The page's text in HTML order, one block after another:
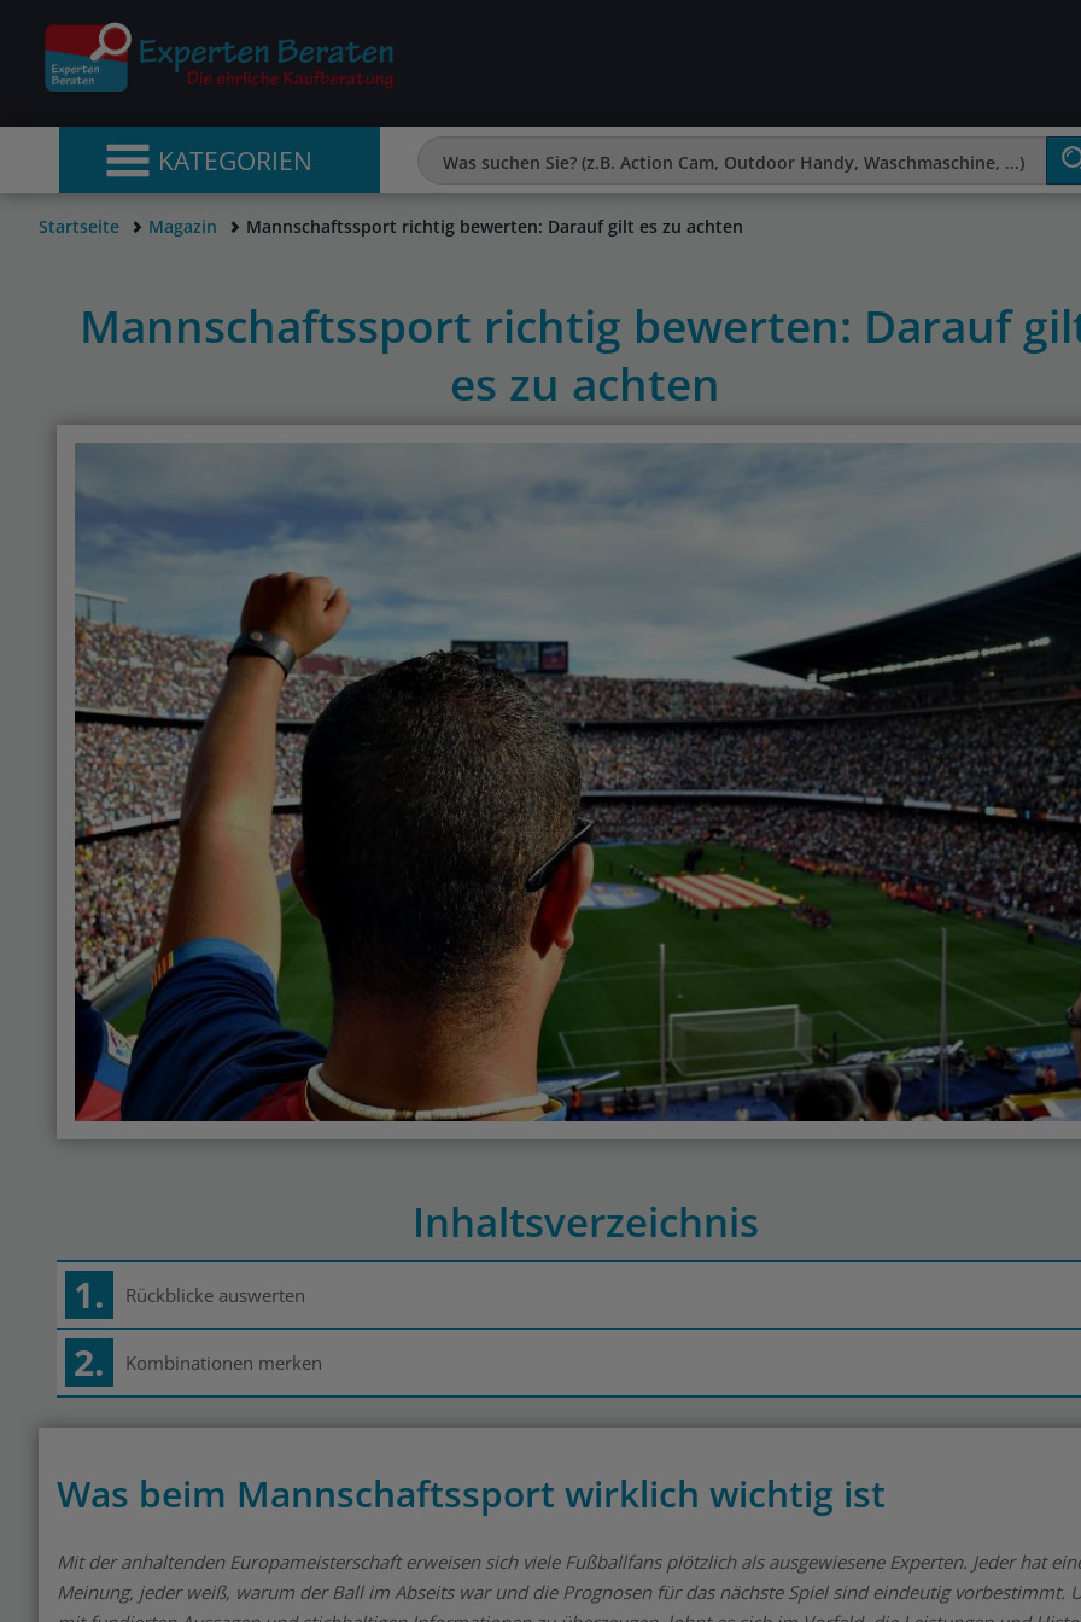
KATEGORIEN
Startseite Magazin Mannschaftssport richtig bewerten: Darauf gilt es zu achten
Mannschaftssport richtig bewerten: Darauf
es zu achten
Inhaltsverzeichnis
1. Rückblicke auswerten
2. Kombinationen merken
Was beim Mannschaftssport wirklich wichtig ist
Mit der anhaltenden Europameisterschaft erweisen sich viele Fußballfans plötzlich als ausgewiesene Experten. Jeder hat
Meinung, jeder weiß, warum der Ball im Abseits war und die Prognosen für das nächste Spiel sind eindeutig vorbestimmt.